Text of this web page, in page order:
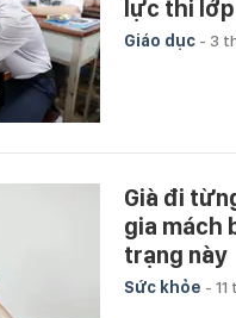
lực thi lớp
Giáo dục - 3
Già đi
gia mách
trạng này
Sức khỏe -